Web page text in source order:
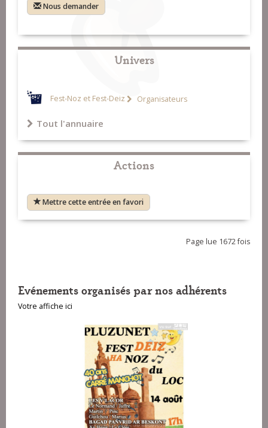
Nous demander
Univers
Fest-Noz et Fest-Deiz Organisateurs
Tout l'annuaire
Actions
Mettre cette entrée en favori
Page lue 1672 fois
Evénements organisés par nos adhérents
Votre affiche ici